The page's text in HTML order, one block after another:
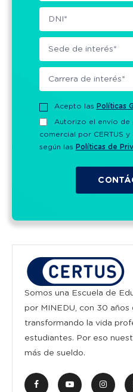
Acepto las Políticas
Autorizo el envío de
comercial por CERTUS
según las Políticas de
Somos una Escuela de
por MINEDU, con 30 años
transformando la vida
estudiantes. Por eso
más de sueldo.